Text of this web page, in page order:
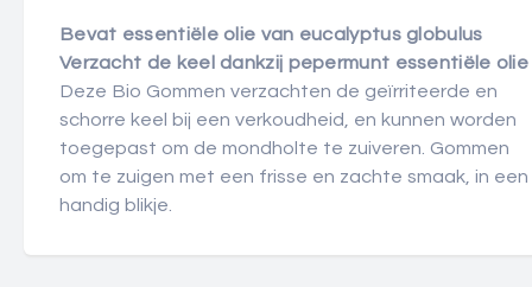
Bevat essentiële olie van eucalyptus globulus
Verzacht de keel dankzij pepermunt essentiële olie
Deze Bio Gommen verzachten de geïrriteerde en
schorre keel bij een verkoudheid, en kunnen worden
toegepast om de mondholte te zuiveren. Gommen
om te zuigen met een frisse en zachte smaak, in een
handig blikje.